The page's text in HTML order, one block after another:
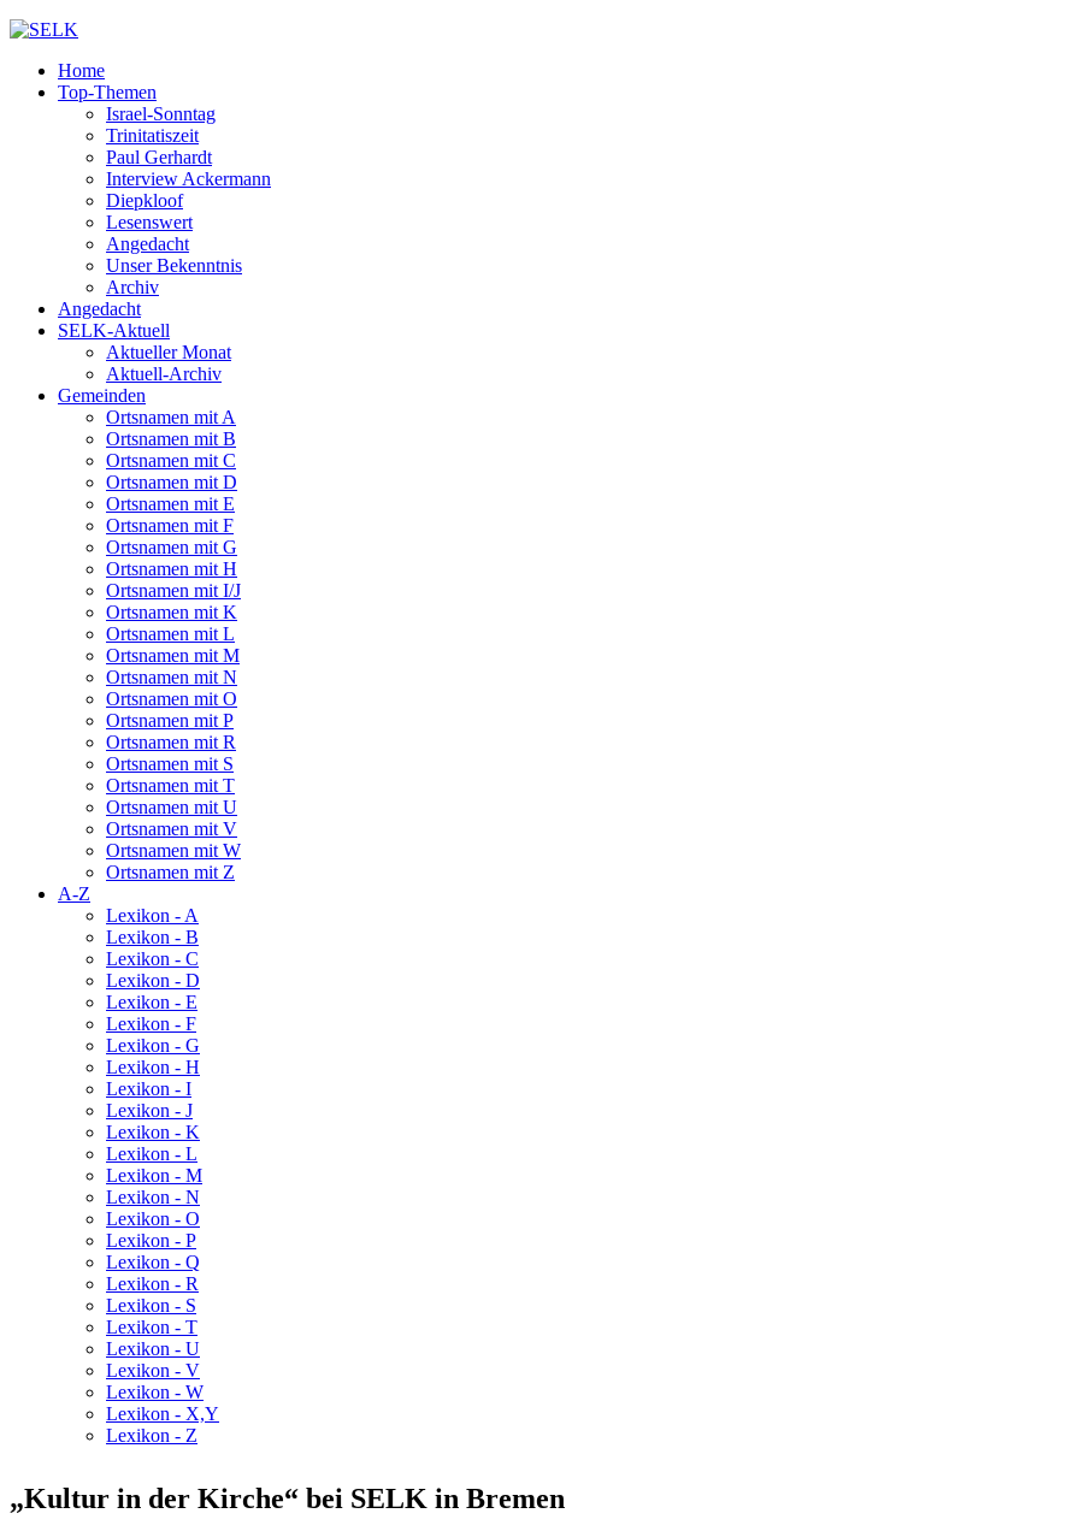
Home
Top-Themen
Israel-Sonntag
Trinitatiszeit
Paul Gerhardt
Interview Ackermann
Diepkloof
Lesenswert
Angedacht
Unser Bekenntnis
Archiv
Angedacht
SELK-Aktuell
Aktueller Monat
Aktuell-Archiv
Gemeinden
Ortsnamen mit A
Ortsnamen mit B
Ortsnamen mit C
Ortsnamen mit D
Ortsnamen mit E
Ortsnamen mit F
Ortsnamen mit G
Ortsnamen mit H
Ortsnamen mit I/J
Ortsnamen mit K
Ortsnamen mit L
Ortsnamen mit M
Ortsnamen mit N
Ortsnamen mit O
Ortsnamen mit P
Ortsnamen mit R
Ortsnamen mit S
Ortsnamen mit T
Ortsnamen mit U
Ortsnamen mit V
Ortsnamen mit W
Ortsnamen mit Z
A-Z
Lexikon - A
Lexikon - B
Lexikon - C
Lexikon - D
Lexikon - E
Lexikon - F
Lexikon - G
Lexikon - H
Lexikon - I
Lexikon - J
Lexikon - K
Lexikon - L
Lexikon - M
Lexikon - N
Lexikon - O
Lexikon - P
Lexikon - Q
Lexikon - R
Lexikon - S
Lexikon - T
Lexikon - U
Lexikon - V
Lexikon - W
Lexikon - X,Y
Lexikon - Z
„Kultur in der Kirche“ bei SELK in Bremen